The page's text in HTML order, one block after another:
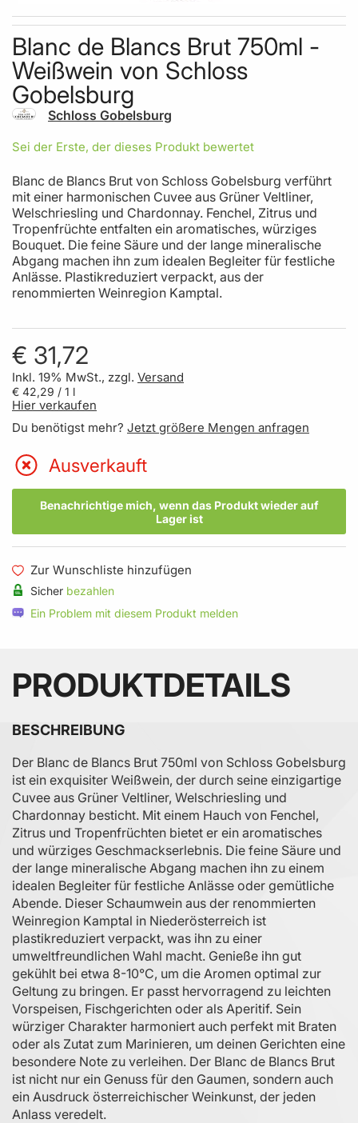
Skip to the beginning of the images gallery
Blanc de Blancs Brut 750ml -
Weißwein von Schloss
Gobelsburg
Schloss Gobelsburg
Sei der Erste, der dieses Produkt bewertet
Blanc de Blancs Brut von Schloss Gobelsburg verführt
mit einer harmonischen Cuvee aus Grüner Veltliner,
Welschriesling und Chardonnay. Fenchel, Zitrus und
Tropenfrüchte entfalten ein aromatisches, würziges
Bouquet. Die feine Säure und der lange mineralische
Abgang machen ihn zum idealen Begleiter für festliche
Anlässe. Plastikreduziert verpackt, aus der
renommierten Weinregion Kamptal.
€ 31,72
Inkl. 19% MwSt., zzgl. Versand
€ 42,29 / 1 l
Hier verkaufen
Du benötigst mehr? Jetzt größere Mengen anfragen
Ausverkauft
Benachrichtige mich, wenn das Produkt wieder auf
Lager ist
Zur Wunschliste hinzufügen
Sicher bezahlen
Ein Problem mit diesem Produkt melden
PRODUKTDETAILS
BESCHREIBUNG
Der Blanc de Blancs Brut 750ml von Schloss Gobelsburg
ist ein exquisiter Weißwein, der durch seine einzigartige
Cuvee aus Grüner Veltliner, Welschriesling und
Chardonnay besticht. Mit einem Hauch von Fenchel,
Zitrus und Tropenfrüchten bietet er ein aromatisches
und würziges Geschmackserlebnis. Die feine Säure und
der lange mineralische Abgang machen ihn zu einem
idealen Begleiter für festliche Anlässe oder gemütliche
Abende. Dieser Schaumwein aus der renommierten
Weinregion Kamptal in Niederösterreich ist
plastikreduziert verpackt, was ihn zu einer
umweltfreundlichen Wahl macht. Genieße ihn gut
gekühlt bei etwa 8-10°C, um die Aromen optimal zur
Geltung zu bringen. Er passt hervorragend zu leichten
Vorspeisen, Fischgerichten oder als Aperitif. Sein
würziger Charakter harmoniert auch perfekt mit Braten
oder als Zutat zum Marinieren, um deinen Gerichten eine
besondere Note zu verleihen. Der Blanc de Blancs Brut
ist nicht nur ein Genuss für den Gaumen, sondern auch
ein Ausdruck österreichischer Weinkunst, der jeden
Anlass veredelt.